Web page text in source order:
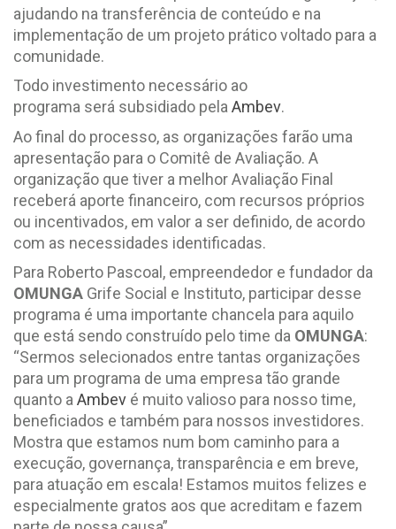
ajudando na transferência de conteúdo e na
implementação de um projeto prático voltado para a
comunidade.
Todo investimento necessário ao
programa será subsidiado pelaAmbev.
Ao final do processo, as organizações farão uma
apresentação para o Comitê de Avaliação. A
organização que tiver a melhor Avaliação Final
receberá aporte financeiro, com recursos próprios
ou incentivados, em valor a ser definido, de acordo
com as necessidades identificadas.
Para Roberto Pascoal, empreendedor e fundador da
OMUNGA Grife Social e Instituto, participar desse
programa é uma importante chancela para aquilo
que está sendo construído pelo time da OMUNGA:
“Sermos selecionados entre tantas organizações
para um programa de uma empresa tão grande
quanto aAmbev é muito valioso para nosso time,
beneficiados e também para nossos investidores.
Mostra que estamos num bom caminho para a
execução, governança, transparência e em breve,
para atuação em escala! Estamos muitos felizes e
especialmente gratos aos que acreditam e fazem